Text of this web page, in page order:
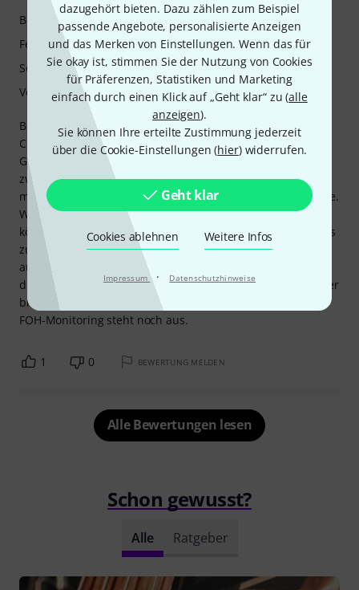
dazugehört bieten. Dazu zählen zum Beispiel
passende Angebote, personalisierte Anzeigen
und das Merken von Einstellungen. Wenn das für
Sie okay ist, stimmen Sie der Nutzung von Cookies
für Präferenzen, Statistiken und Marketing
einfach durch einen Klick auf „Geht klar“ zu (alle
anzeigen).
Sie können Ihre erteilte Zustimmung jederzeit
über die Cookie-Einstellungen (hier) widerrufen.
Geht klar
Cookies ablehnen Weitere Infos
Impressum · Datenschutzhinweise
Black Star bleibt seinen Fertigungsstandards treu. Dieser
Combo-Verstärker wurde in einem Proberaum mit drei
Gitarren (Epiphone, Gaudin und mexikanische Fender) von
zwei Gitarristen getestet. Sein Klang ist direkt und effektiv,
mit einem guten Clean-Ton und einem knackigen Overdrive.
Wir haben ihn nicht im 5-Watt-Modus verwendet, aber er
könnte im Notfall nützlich sein; um im Overdrive etwas Biss
zu bekommen, müssen die Potentiometer über die Hälfte
aufgedreht werden. Er ist einfach zu bedienen und hat für
diese Produktklasse ein mehr als angemessenes Gewicht; er
bietet alles Wesentliche. Ein Live-Test mit Mikrofon für das
FOH-Monitoring steht noch aus.
Bedienung
Features
Sound
Verarbeitung
1 0 BEWERTUNG MELDEN
Alle Bewertungen lesen
Schon gewusst?
Alle Ratgeber